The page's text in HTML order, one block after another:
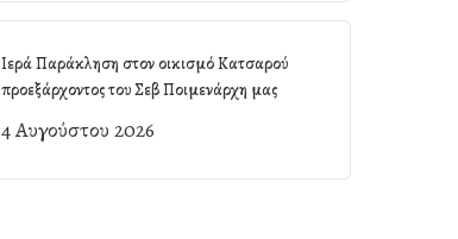
Ιερά Παράκληση στον οικισμό Κατσαρού
προεξάρχοντος του Σεβ Ποιμενάρχη μας
4 Αυγούστου 2026